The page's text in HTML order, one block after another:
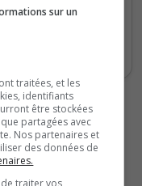
"Multipla" que
MILSIM
sur un
traitées, et les
identifiants
être stockées
partagées avec
Nos partenaires et
des données de
traiter vos